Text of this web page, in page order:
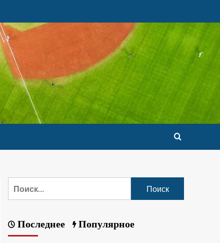
Последнее Популярное